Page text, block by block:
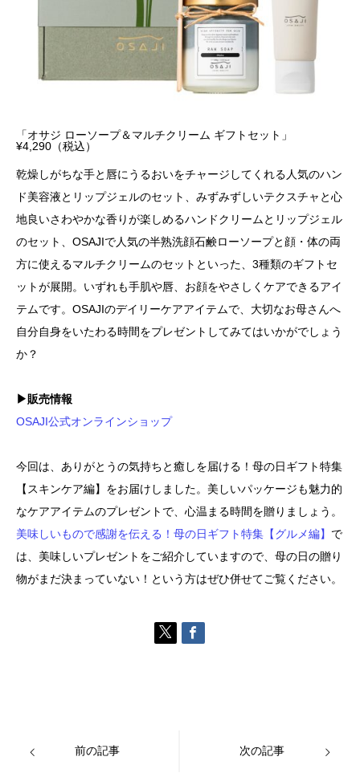
「オサジ ローソープ＆マルチクリーム ギフトセット」
¥4,290（税込）
乾燥しがちな手と唇にうるおいをチャージしてくれる人気のハン
ド美容液とリップジェルのセット、みずみずしいテクスチャと心
地良いさわやかな香りが楽しめるハンドクリームとリップジェル
のセット、OSAJIで人気の半熟洗顔石鹸ローソープと顔・体の両
方に使えるマルチクリームのセットといった、3種類のギフトセ
ットが展開。いずれも手肌や唇、お顔をやさしくケアできるアイ
テムです。OSAJIのデイリーケアアイテムで、大切なお母さんへ
自分自身をいたわる時間をプレゼントしてみてはいかがでしょう
か？
▶販売情報
OSAJI公式オンラインショップ
今回は、ありがとうの気持ちと癒しを届ける！母の日ギフト特集
【スキンケア編】をお届けしました。美しいパッケージも魅力的
なケアアイテムのプレゼントで、心温まる時間を贈りましょう。
美味しいもので感謝を伝える！母の日ギフト特集【グルメ編】 で
は、美味しいプレゼントをご紹介していますので、母の日の贈り
物がまだ決まっていない！という方はぜひ併せてご覧ください。
前の記事 次の記事